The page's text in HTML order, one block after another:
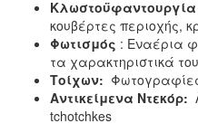
Κλωστοϋφαντουργία
κουβέρτες περιοχής,
Φωτισμός : Εναέρια
τα χαρακτηριστικά
Τοίχων:
Αντικείμενα Ντεκόρ:
tchotchkes